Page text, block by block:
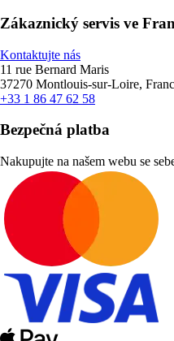
Zákaznický servis ve
Kontaktujte nás
11 rue Bernard Maris
37270 Montlouis-sur-Loire,
+33 1 86 47 62 58
Bezpečná platba
Nakupujte na našem webu se